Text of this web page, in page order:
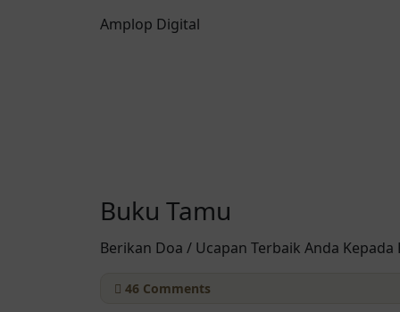
Amplop Digital
Buku Tamu
Berikan Doa / Ucapan Terbaik Anda
46 Comments